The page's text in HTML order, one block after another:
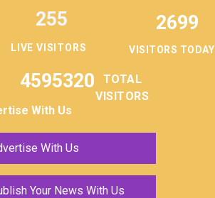
LIVE VISITORS
255 2699
VISITORS TODAY
4595320
TOTAL
VISITORS
With Us
With Us
Your News With Us